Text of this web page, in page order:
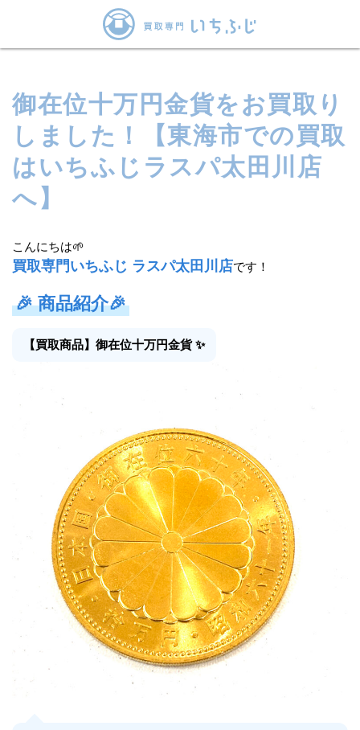
御在位十万円金貨をお買取り
しました！【東海市での買取
はいちふじラスパ太田川店
へ】
こんにちは🌱
買取専門いちふじ ラスパ太田川店です！
🎉商品紹介🎉
【買取商品】御在位十万円金貨 ✨